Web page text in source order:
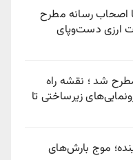
اصحاب رسانه مطرح
ارزی دست‌وپای
شد ؛ نقشه راه
زیرساختی تا
ساعت آینده؛ موج بارش‌های